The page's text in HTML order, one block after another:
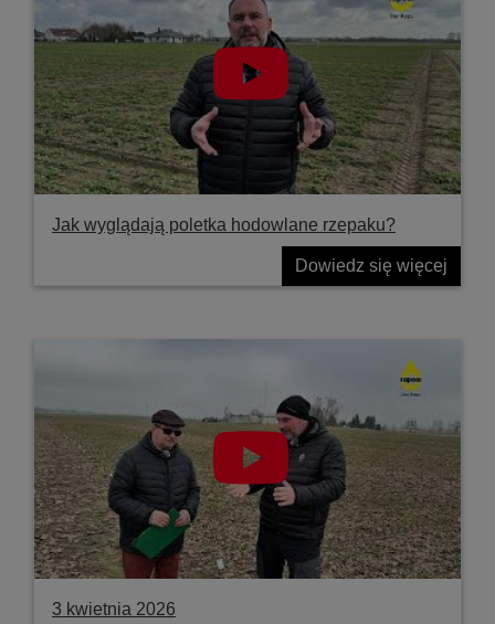
Jak wyglądają poletka hodowlane rzepaku?
Dowiedz się więcej
3 kwietnia 2026